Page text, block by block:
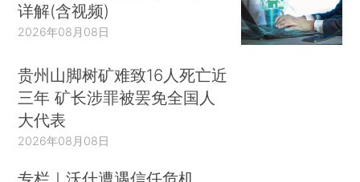
详解(含视频)
2026年08月08日
贵州山脚树矿难致16人死亡近
三年 矿长涉罪被罢免全国人
大代表
2026年08月08日